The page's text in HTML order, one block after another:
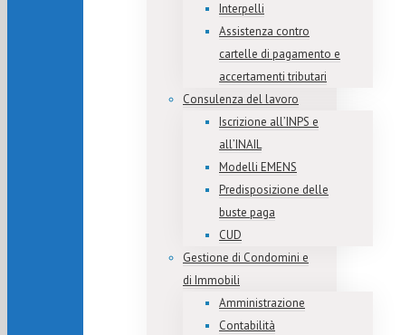
Interpelli
Assistenza contro
cartelle di pagamento e
accertamenti tributari
Consulenza del lavoro
Iscrizione all’INPS e
all’INAIL
Modelli EMENS
Predisposizione delle
buste paga
CUD
Gestione di Condomini e
di Immobili
Amministrazione
Contabilità